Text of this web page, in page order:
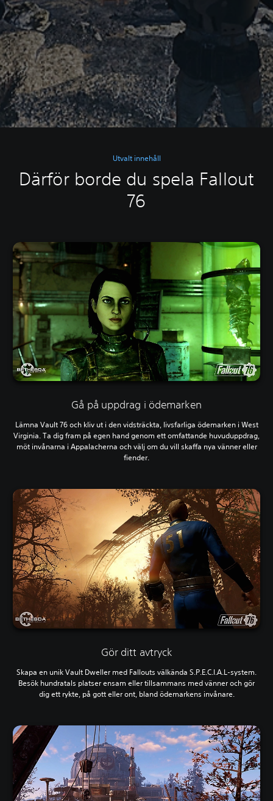
Utvalt innehåll
Därför borde du spela Fallout
76
Gå på uppdrag i ödemarken
Lämna Vault 76 och kliv ut i den vidsträckta, livsfarliga ödemarken i West
Virginia. Ta dig fram på egen hand genom ett omfattande huvuduppdrag,
möt invånarna i Appalacherna och välj om du vill skaffa nya vänner eller
fiender.
Gör ditt avtryck
Skapa en unik Vault Dweller med Fallouts välkända S.P.E.C.I.A.L-system.
Besök hundratals platser ensam eller tillsammans med vänner och gör
dig ett rykte, på gott eller ont, bland ödemarkens invånare.